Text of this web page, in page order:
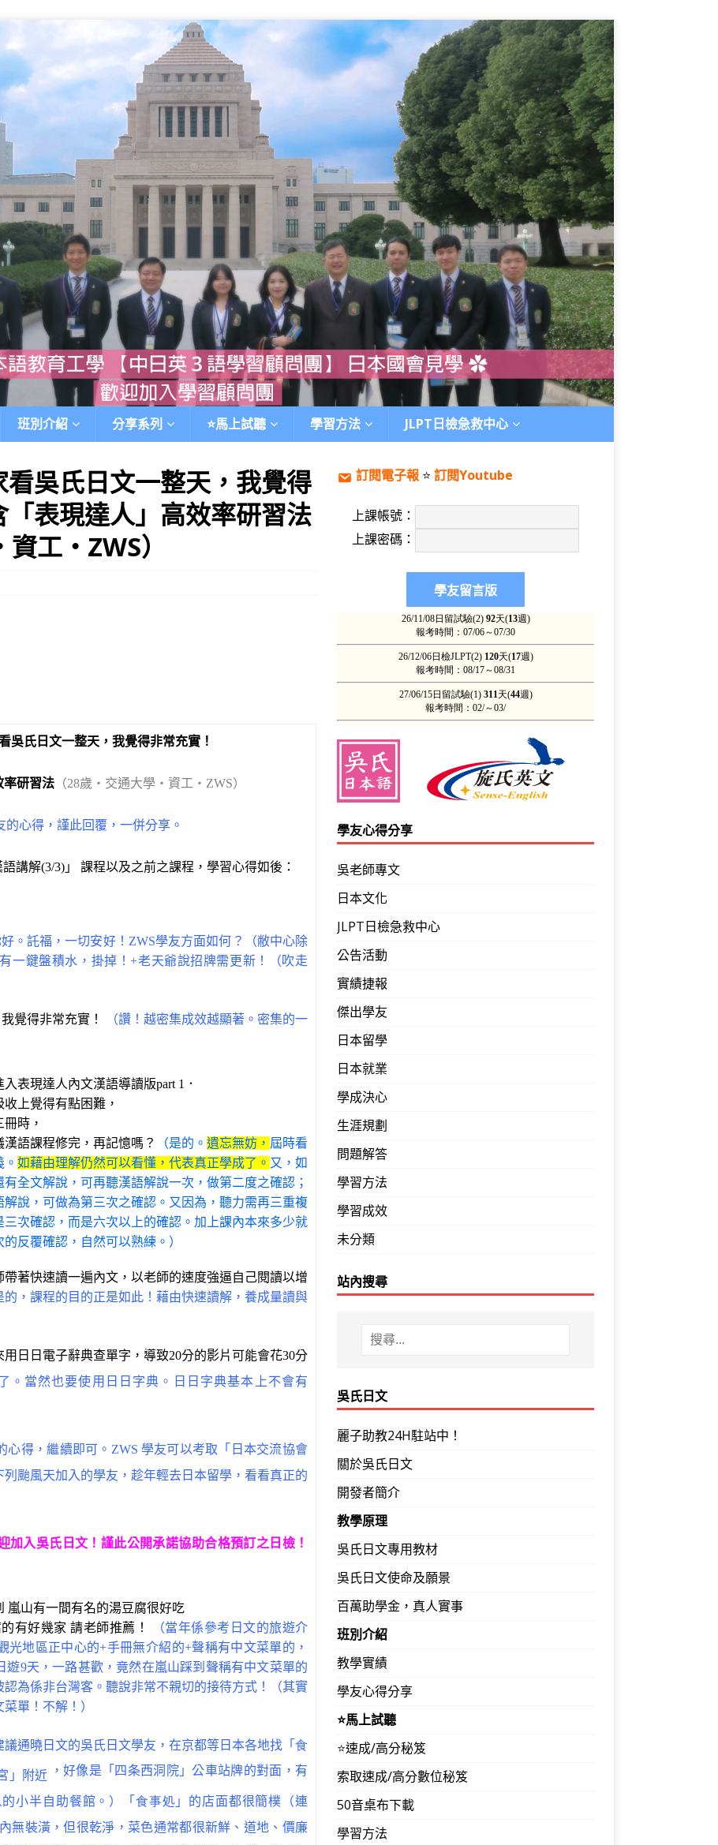
班別介紹 分享系列 ⭐️馬上試聽 學習方法 JLPT日檢急救中心
吳氏日文一整天，我覺得
表現達人」高效率研習法
工‧ZWS）
吳氏日文一整天，我覺得非常充實！
率研習法 （28歲‧交通大學‧資工‧ZWS）
心得，謹此回覆，一併分享。
講解(3/3)」 課程以及之前之課程，學習心得如後：
。 託福，一切安好！ ZWS學友方面如何？（敝中心除
一鍵盤積水，掛掉！+老天爺說招牌需更新！（吹走
覺得非常充實！
（讚！越密集成效越顯著。密集的一
表現達人內文漢語導讀版part 1．
上覺得有點困難，
時，
語課程修完，再記憶嗎？
（是的。 遺忘無妨， 屆時看
如藉由理解仍然可以看懂，代表真正學成了。 又，如
全文解說，可再聽漢語解說一次，做第二度之確認；
說，可做為第三次之確認。又因為，聽力需再三重複
次確認，而是六次以上的確認。加上課內本來多少就
反覆確認，自然可以熟練。）
著快速讀一遍內文，以老師的速度強逼自己閱讀以增
的，課程的目的正是如此！藉由快速讀解，養成量讀與
日日電子辭典查單字，導致20分的影片可能會花30分
。當然也要使用日日字典。日日字典基本上不會有
心得，繼續即可。ZWS 學友可以考取「日本交流協會
颱風天加入的學友，趁年輕去日本留學，看看真正的
加入吳氏日文！謹此公開承諾協助合格預訂之日檢！
嵐山有一間有名的湯豆腐很好吃
有好幾家 請老師推薦！
（當年係參考日文的旅遊介
地區正中心的+手冊無介紹的+聲稱有中文菜單的，
9天，一路甚歡，竟然在嵐山踩到聲稱有中文菜單的
為係非台灣客。聽說非常不親切的接待方式！（其實
單！不解！）
通曉日文的吳氏日文學友，在京都等日本各地找「 食
」附近 ，好像是「四条西洞院」公車站牌的對面，有
小半自助餐館。）「 食事処 」的店面都很簡樸（連
無裝潢，但很乾淨，菜色通常都很新鮮、道地、價廉
訂閱電子報⭐️ 訂閱Youtube
上課帳號：
上課密碼：
學友心得分享
吳老師專文
日本文化
JLPT日檢急救中心
公告活動
實績捷報
傑出學友
日本留學
日本就業
學成決心
生涯規劃
問題解答
學習方法
學習成效
未分類
站內搜尋
吳氏日文
麗子助教24H駐站中！
關於吳氏日文
開發者簡介
教學原理
吳氏日文專用教材
吳氏日文使命及願景
百萬助學金，真人實事
班別介紹
教學實績
學友心得分享
⭐️馬上試聽
⭐️速成/高分秘笈
索取速成/高分數位秘笈
50音桌布下載
學習方法